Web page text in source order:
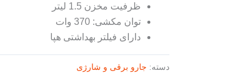
ظرفیت مخزن 1.5 لیتر
توان مکشی: 370 وات
دارای فیلتر بهداشتی هپا
دسته: جارو برقی و شارژی